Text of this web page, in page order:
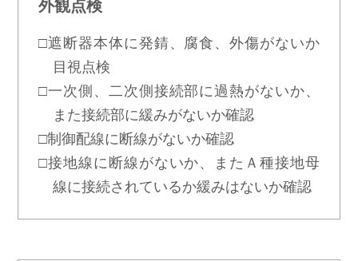
外観点検
□遮断器本体に発錆、腐食、外傷がないか
目視点検
□一次側、二次側接続部に過熱がないか、
また接続部に緩みがないか確認
□制御配線に断線がないか確認
□接地線に断線がないか、またＡ種接地母
線に接続されているか緩みはないか確認